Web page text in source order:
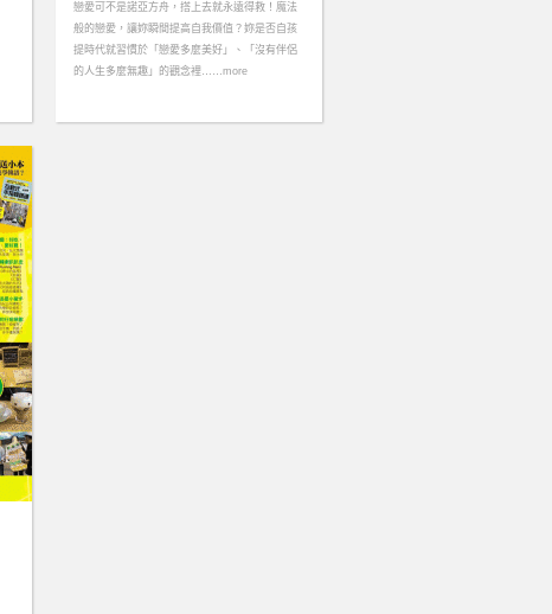
戀愛可不是諾亞方舟，搭上去就永遠得救！魔法
般的戀愛，讓妳瞬間提高自我價值？妳是否自孩
提時代就習慣於「戀愛多麼美好」、「沒有伴侶
的人生多麼無趣」的觀念裡……more